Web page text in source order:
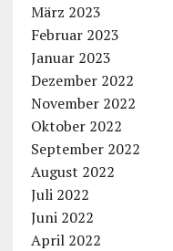
März 2023
Februar 2023
Januar 2023
Dezember 2022
November 2022
Oktober 2022
September 2022
August 2022
Juli 2022
Juni 2022
April 2022